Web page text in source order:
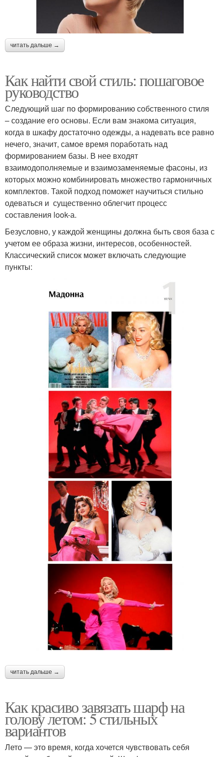
читать дальше →
Как найти свой стиль: пошаговое
руководство
Следующий шаг по формированию собственного стиля
– создание его основы. Если вам знакома ситуация,
когда в шкафу достаточно одежды, а надевать все равно
нечего, значит, самое время поработать над
формированием базы. В нее входят
взаимодополняемые и взаимозаменяемые фасоны, из
которых можно комбинировать множество гармоничных
комплектов. Такой подход поможет научиться стильно
одеваться и существенно облегчит процесс
составления look-а.
Безусловно, у каждой женщины должна быть своя база с
учетом ее образа жизни, интересов, особенностей.
Классический список может включать следующие
пункты:
читать дальше →
Как красиво завязать шарф на
голову летом: 5 стильных
вариантов
Лето — это время, когда хочется чувствовать себя